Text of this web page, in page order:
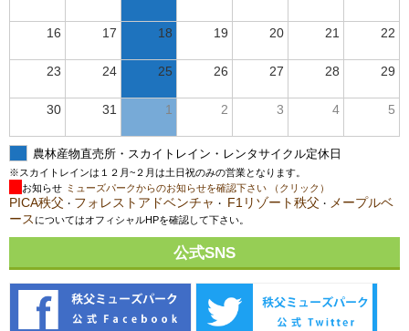
16 17 18 19 20 21 22
23 24 25 26 27 28 29
30 31 1 2 3 4 5
農林産物直売所・スカイトレイン・レンタサイクル定休日
※スカイトレインは１２月~２月は土日祝のみの営業となります。
お知らせ ミューズパークからのお知らせを確認下さい （クリック）
PICA秩父 ・ フォレストアドベンチャ ・ F1リゾート秩父 ・ メープルベ
ース についてはオフィシャルHPを確認して下さい。
公式SNS